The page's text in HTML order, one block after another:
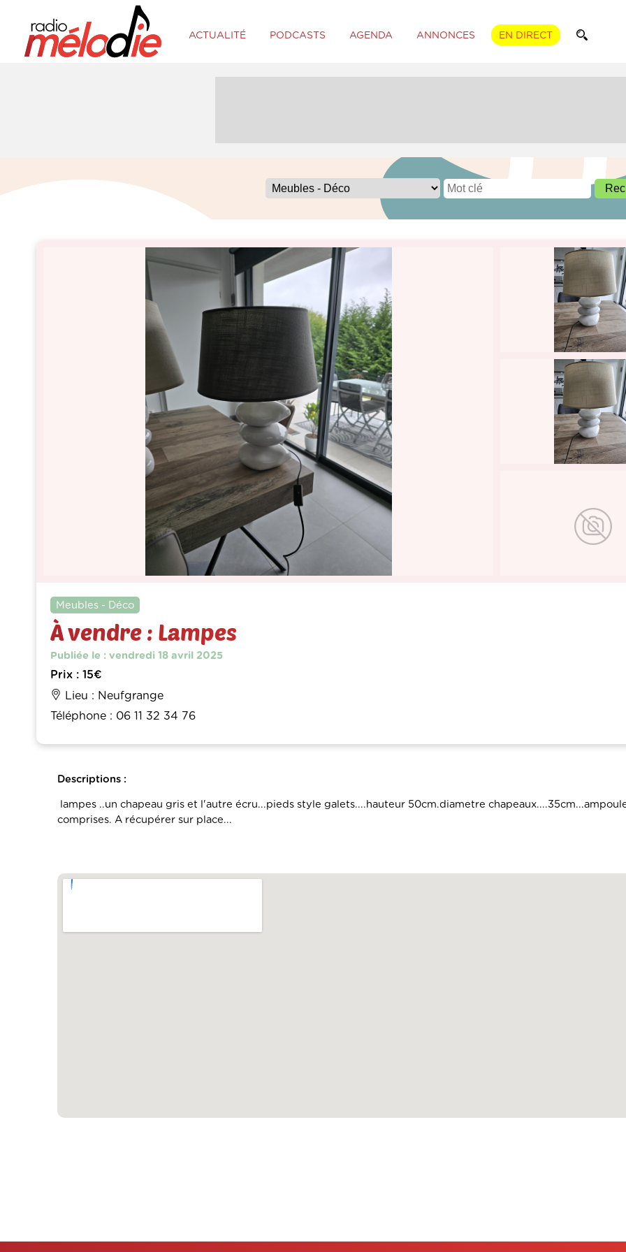
ACTUALITÉ PODCASTS AGENDA ANNONCES EN DIRECT
Meubles - Déco
À vendre : Lampes
Publiée le : vendredi 18 avril 2025
Prix : 15€
Lieu : Neufgrange
Téléphone : 06 11 32 34 76
Descriptions :
lampes ..un chapeau gris et l'autre écru...pieds style galets....hauteur 50cm.diametre
comprises. A récupérer sur place...